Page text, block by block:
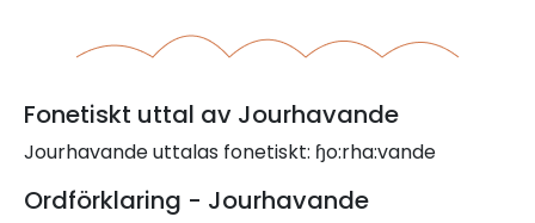
Fonetiskt uttal av Jourhavande
Jourhavande uttalas fonetiskt: ɧo:rha:vande
Ordförklaring - Jourhavande